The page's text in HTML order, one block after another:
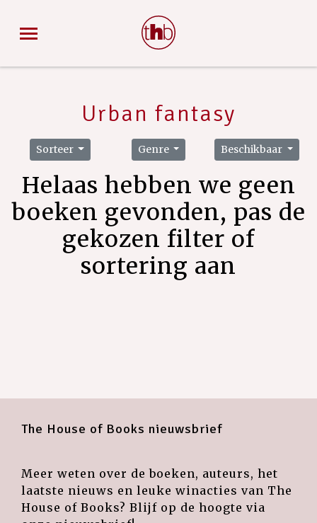
Urban fantasy
Sorteer Genre Beschikbaar
Helaas hebben we geen
boeken gevonden, pas de
gekozen filter of
sortering aan
The House of Books nieuwsbrief
Meer weten over de boeken, auteurs, het
laatste nieuws en leuke winacties van The
House of Books? Blijf op de hoogte via